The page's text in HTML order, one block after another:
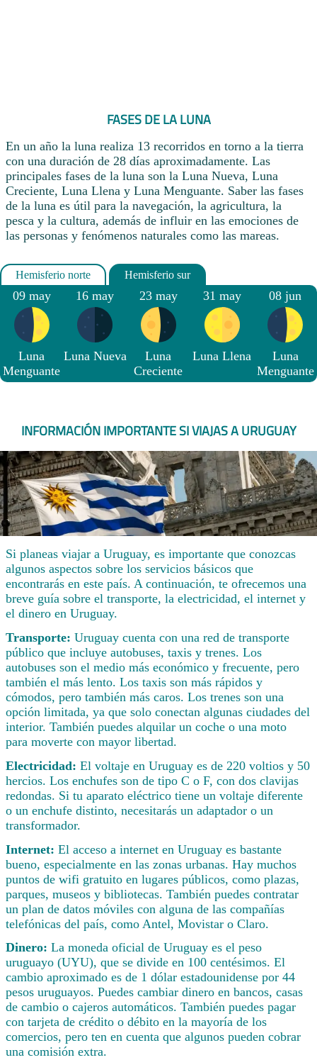
FASES DE LA LUNA
En un año la luna realiza 13 recorridos en torno a la tierra
con una duración de 28 días aproximadamente. Las
principales fases de la luna son la Luna Nueva, Luna
Creciente, Luna Llena y Luna Menguante. Saber las fases
de la luna es útil para la navegación, la agricultura, la
pesca y la cultura, además de influir en las emociones de
las personas y fenómenos naturales como las mareas.
09 may
Luna
Menguante
16 may
Luna Nueva
23 may
Luna
Creciente
31 may
Luna Llena
08 jun
Luna
Menguante
INFORMACIÓN IMPORTANTE SI VIAJAS A URUGUAY
Si planeas viajar a Uruguay, es importante que conozcas
algunos aspectos sobre los servicios básicos que
encontrarás en este país. A continuación, te ofrecemos una
breve guía sobre el transporte, la electricidad, el internet y
el dinero en Uruguay.
Transporte: Uruguay cuenta con una red de transporte
público que incluye autobuses, taxis y trenes. Los
autobuses son el medio más económico y frecuente, pero
también el más lento. Los taxis son más rápidos y
cómodos, pero también más caros. Los trenes son una
opción limitada, ya que solo conectan algunas ciudades del
interior. También puedes alquilar un coche o una moto
para moverte con mayor libertad.
Electricidad: El voltaje en Uruguay es de 220 voltios y 50
hercios. Los enchufes son de tipo C o F, con dos clavijas
redondas. Si tu aparato eléctrico tiene un voltaje diferente
o un enchufe distinto, necesitarás un adaptador o un
transformador.
Internet: El acceso a internet en Uruguay es bastante
bueno, especialmente en las zonas urbanas. Hay muchos
puntos de wifi gratuito en lugares públicos, como plazas,
parques, museos y bibliotecas. También puedes contratar
un plan de datos móviles con alguna de las compañías
telefónicas del país, como Antel, Movistar o Claro.
Dinero: La moneda oficial de Uruguay es el peso
uruguayo (UYU), que se divide en 100 centésimos. El
cambio aproximado es de 1 dólar estadounidense por 44
pesos uruguayos. Puedes cambiar dinero en bancos, casas
de cambio o cajeros automáticos. También puedes pagar
con tarjeta de crédito o débito en la mayoría de los
comercios, pero ten en cuenta que algunos pueden cobrar
una comisión extra.